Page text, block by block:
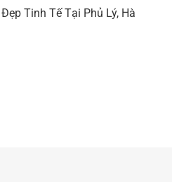
Tinh Tế Tại Phủ Lý, Hà